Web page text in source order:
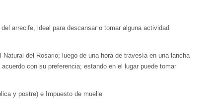
arrecife, ideal para descansar o tomar alguna actividad
del Rosario; luego de una hora de travesía en una lancha
con su preferencia; estando en el lugar puede tomar
y postre) e Impuesto de muelle